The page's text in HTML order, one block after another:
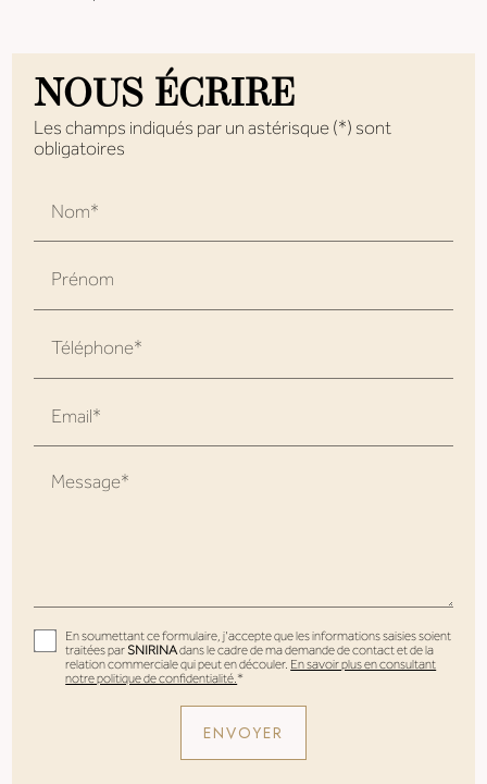
NOUS ÉCRIRE
Les champs indiqués par un astérisque (*) sont
obligatoires
Nom*
Prénom
Téléphone*
Email*
Message*
En soumettant ce formulaire, j'accepte que les informations saisies soient
traitées parSNIRINAdans le cadre de ma demande de contact et de la
relation commerciale qui peut en découler.En savoir plus en consultant
notre politique de confidentialité.*